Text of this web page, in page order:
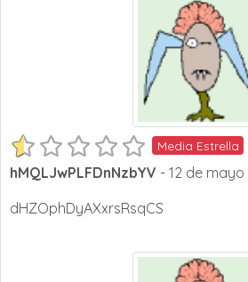
Media Estrella
hMQLJwPLFDnNzbYV - 12 de
dHZOphDyAXxrsRsqCS